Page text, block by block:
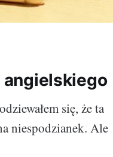
się, że ta
niespodzianek. Ale